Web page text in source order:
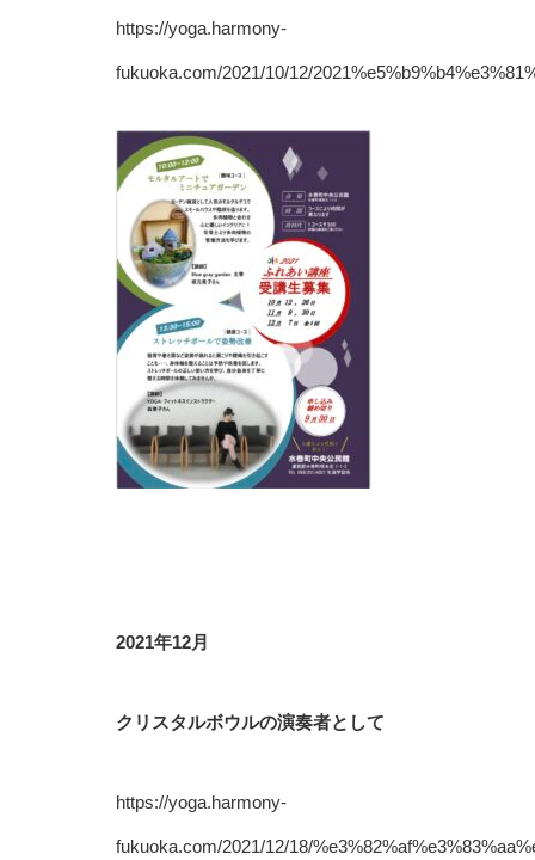
https://yoga.harmony-
fukuoka.com/2021/10/12/
2021年12月
クリスタルボウルの演奏者として
https://yoga.harmony-
fukuoka.com/2021/12/18/